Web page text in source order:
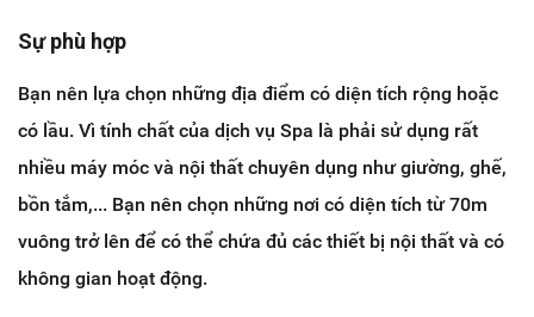
Sự phù hợp
Bạn nên lựa chọn những địa điểm có diện tích rộng hoặc
có lầu. Vì tính chất của dịch vụ Spa là phải sử dụng rất
nhiều máy móc và nội thất chuyên dụng như giường, ghế,
bồn tắm,... Bạn nên chọn những nơi có diện tích từ 70m
vuông trở lên để có thể chứa đủ các thiết bị nội thất và có
không gian hoạt động.